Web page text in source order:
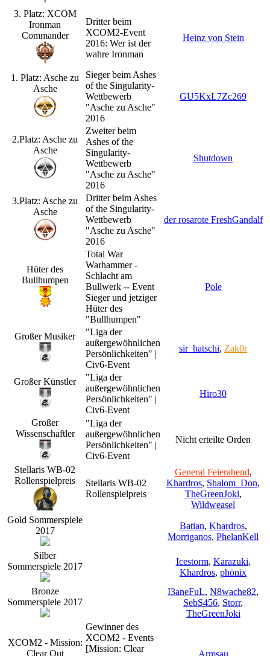
3. Platz: XCOM
Ironman
Commander
Dritter beim
XCOM2-Event
2016: Wer ist der
wahre Ironman
Heinz von Stein
1. Platz: Asche zu
Asche
Sieger beim Ashes
of the Singularity-
Wettbewerb
"Asche zu Asche"
2016
GU5KxL7Zc269
2.Platz: Asche zu
Asche
Zweiter beim
Ashes of the
Singularity-
Wettbewerb
"Asche zu Asche"
2016
Shutdown
3.Platz: Asche zu
Asche
Dritter beim Ashes
of the Singularity-
Wettbewerb
"Asche zu Asche"
2016
der rosarote FreshGandalf
Hüter des
Bullhumpen
Total War
Warhammer -
Schlacht am
Bullwerk -- Event
Sieger und jetziger
Hüter des
"Bullhumpen"
Pole
Großer Musiker
"Liga der
außergewöhnlichen
Persönlichkeiten" |
Civ6-Event
sir_hatschi, Zak0r
Großer Künstler
"Liga der
außergewöhnlichen
Persönlichkeiten" |
Civ6-Event
Hiro30
Großer
Wissenschaftler
"Liga der
außergewöhnlichen
Persönlichkeiten" |
Civ6-Event
Nicht erteilte Orden
Stellaris WB-02
Rollenspielpreis
Stellaris WB-02
Rollenspielpreis
General Feierabend,
Khardros, Shalom_Don,
TheGreenJoki,
Wildweasel
Gold Sommerspiele
2017
Batian, Khardros,
Morriganos, PhelanKell
Silber
Sommerspiele 2017
Icestorm, Karazuki,
Khardros, phönix
Bronze
Sommerspiele 2017
I3aneFuL, N8wache82,
SebS456, Storr,
TheGreenJoki
XCOM2 - Mission:
Clear Out
Gewinner des
XCOM2 - Events
[Mission: Clear
Armsau